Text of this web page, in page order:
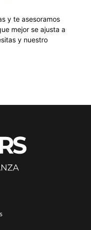
y te asesoramos
mejor se ajusta a
y nuestro